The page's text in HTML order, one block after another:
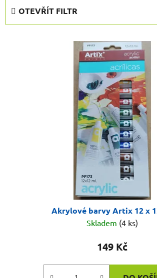
OTEVŘÍT FILTR
Akrylové barvy Artix 12 x
Skladem (4 ks)
149 Kč